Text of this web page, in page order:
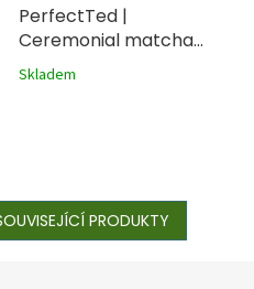
PerfectTed |
Ceremonial matcha
100% 7x1,5g
Skladem
PRODUKTY